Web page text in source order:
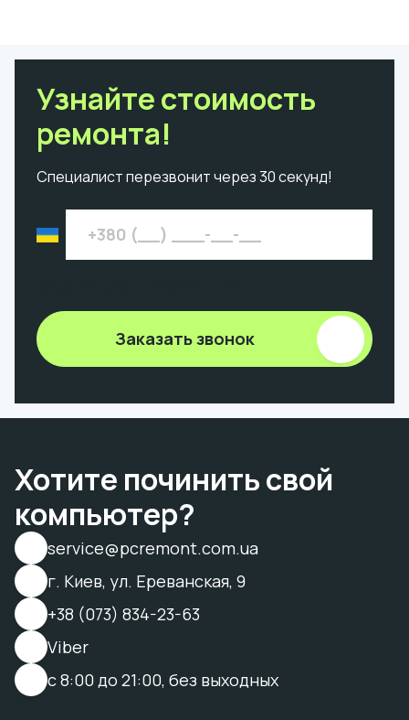
Узнайте стоимость
ремонта!
Специалист перезвонит через 30 секунд!
Заказать звонок
Хотите починить свой
компьютер?
service@pcremont.com.ua
г. Киев, ул. Ереванская, 9
+38 (073) 834-23-63
Viber
с 8:00 до 21:00, без выходных